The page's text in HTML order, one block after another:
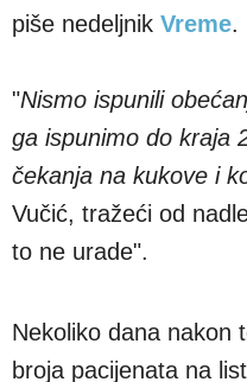
piše nedeljnik Vreme.
"Nismo ispunili
ga ispunimo do kraja
čekanja na kukove i
Vučić, tražeći od
to ne urade".
Nekoliko dana nakon
broja pacijenata na